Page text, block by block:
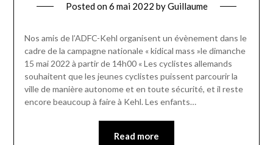
Posted on6 mai 2022 byGuillaume
Nos amis de l’ADFC-Kehl organisent un évènement dans le
cadre de la campagne nationale « kidical mass »le dimanche
15 mai 2022 à partir de 14h00 « Les cyclistes allemands
souhaitent que les jeunes cyclistes puissent parcourir la
ville de manière autonome et en toute sécurité, et il reste
encore beaucoup à faire à Kehl. Les enfants…
Read more